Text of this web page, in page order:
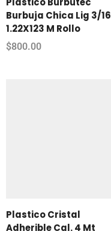
Burbuja Chica Lig 3/16
1.22X123 M Rollo
$800.00
Plastico Cristal
Adherible Cal. 4 Mt